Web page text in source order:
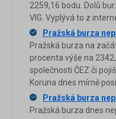
2259,16 bodu. Dolů
VIG. Vyplývá to z
Pražská burza
Pražská burza na
procenta výše na
společnosti ČEZ či
Koruna dnes mírně
Pražská burza
Pražská burza dnes